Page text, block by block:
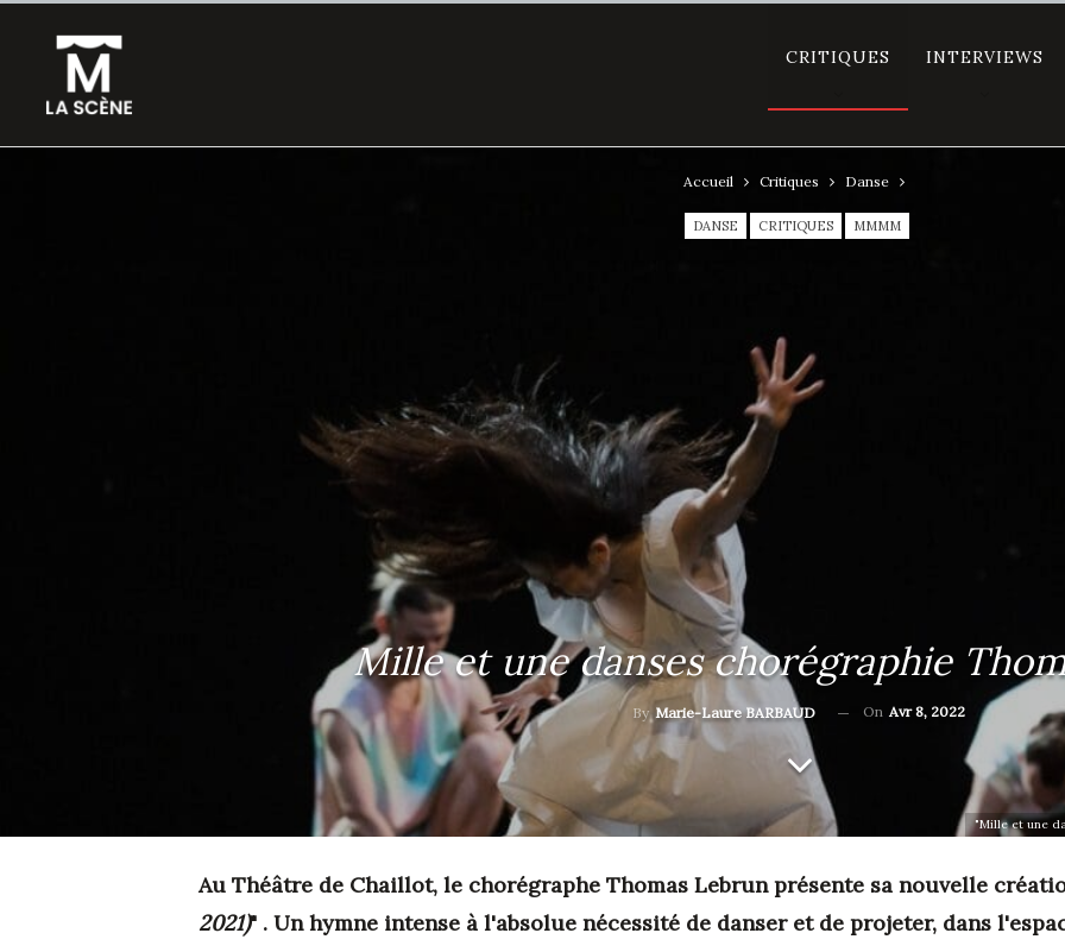
CRITIQUES INTERVIEWS
Accueil Critiques Danse
DANSE CRITIQUES MMMM
Mille et une danses chorégraphie
By Marie-Laure BARBAUD On Avr 8, 2022
"Mille et une
Au Théâtre de Chaillot, le chorégraphe Thomas Lebrun présente sa nouvelle
2021)" . Un hymne intense à l'absolue nécessité de danser et de projeter, dans